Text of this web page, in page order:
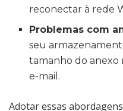
reconectar à rede
Problemas com
seu
tamanho do anexo
e-mail.
Adotar essas